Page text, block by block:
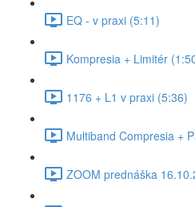
EQ - v praxi (5:11)
Kompresia + Limitér
1176 + L1 v praxi (5:36)
Multiband Compresia +
ZOOM prednáška